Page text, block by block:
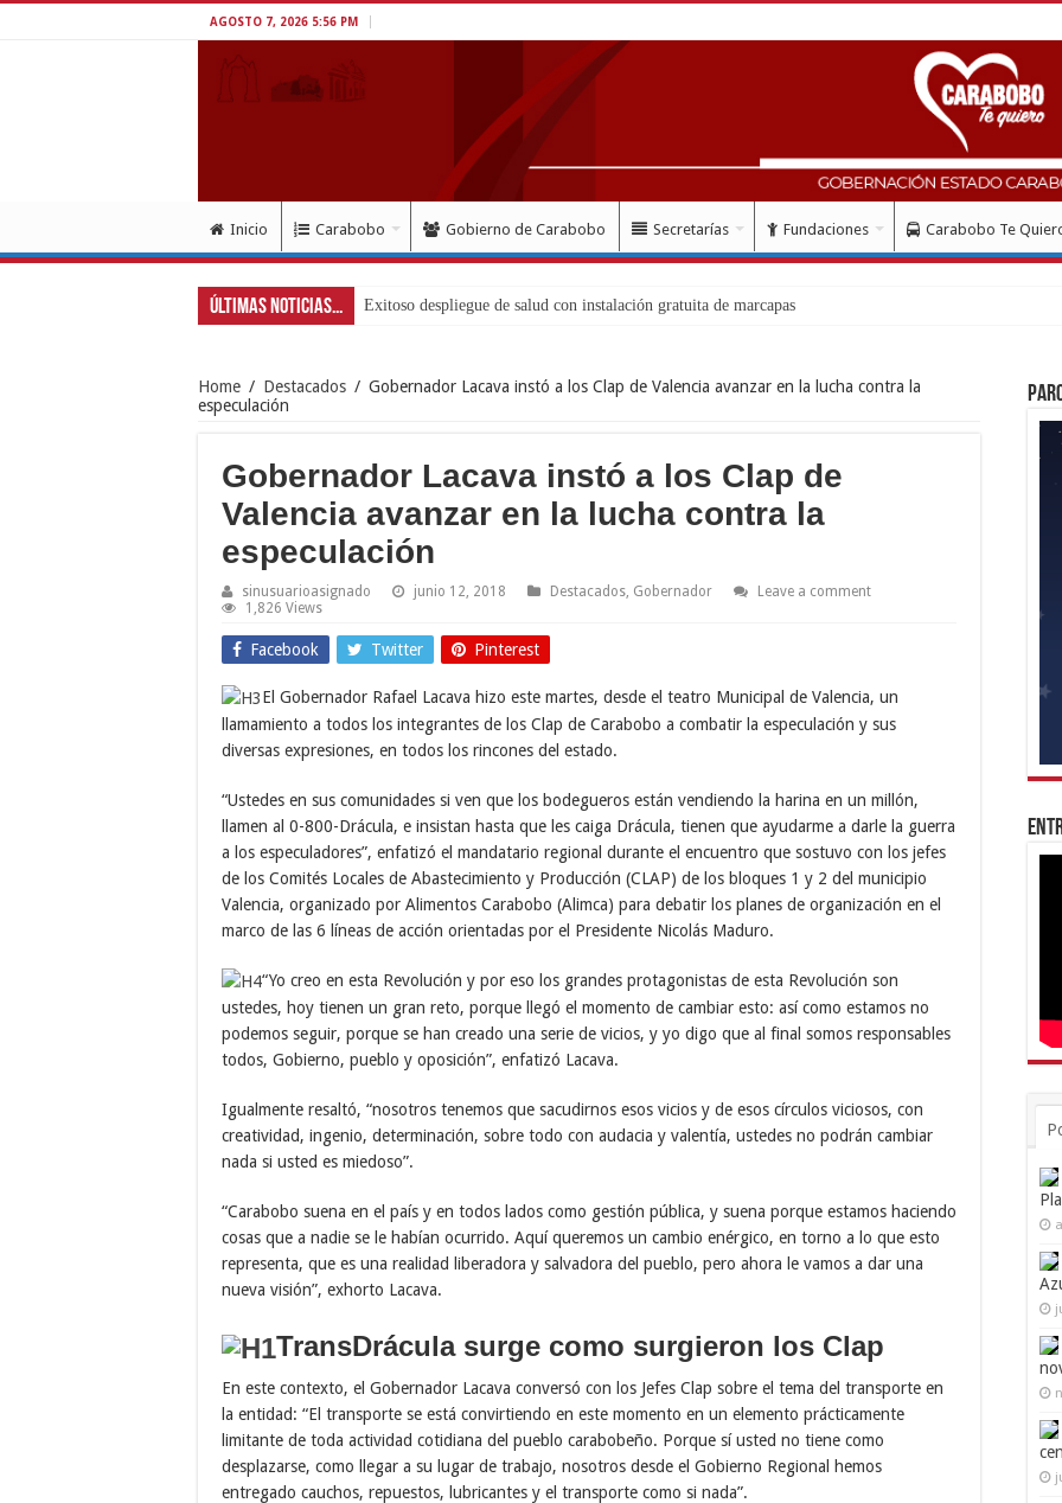
AGOSTO 7, 2026 5:56 PM
Inicio Carabobo Gobierno de Carabobo Secretarías Fundaciones Carabobo Te
Últimas Noticias...
Home / Destacados / Gobernador Lacava instó a los Clap de Valencia avanzar en la lucha contra la
especulación
Gobernador Lacava instó a los Clap de
Valencia avanzar en la lucha contra la
especulación
sinusuarioasignado junio 12, 2018 Destacados Gobernador
Leave a comment
1,826 Views
Facebook Twitter Pinterest
El Gobernador Rafael Lacava hizo este martes, desde el teatro Municipal de Valencia, un
llamamiento a todos los integrantes de los Clap de Carabobo a combatir la especulación y sus
diversas expresiones, en todos los rincones del estado.
“Ustedes en sus comunidades si ven que los bodegueros están vendiendo la harina en un millón,
llamen al 0-800-Drácula, e insistan hasta que les caiga Drácula, tienen que ayudarme a darle la guerra
a los especuladores”, enfatizó el mandatario regional durante el encuentro que sostuvo con los jefes
de los Comités Locales de Abastecimiento y Producción (CLAP) de los bloques 1 y 2 del municipio
Valencia, organizado por Alimentos Carabobo (Alimca) para debatir los planes de organización en el
marco de las 6 líneas de acción orientadas por el Presidente Nicolás Maduro.
“Yo creo en esta Revolución y por eso los grandes protagonistas de esta Revolución son
ustedes, hoy tienen un gran reto, porque llegó el momento de cambiar esto: así como estamos no
podemos seguir, porque se han creado una serie de vicios, y yo digo que al final somos responsables
todos, Gobierno, pueblo y oposición”, enfatizó Lacava.
Igualmente resaltó, “nosotros tenemos que sacudirnos esos vicios y de esos círculos viciosos, con
creatividad, ingenio, determinación, sobre todo con audacia y valentía, ustedes no podrán cambiar
nada si usted es miedoso”.
“Carabobo suena en el país y en todos lados como gestión pública, y suena porque estamos haciendo
cosas que a nadie se le habían ocurrido. Aquí queremos un cambio enérgico, en torno a lo que esto
representa, que es una realidad liberadora y salvadora del pueblo, pero ahora le vamos a dar una
nueva visión”, exhorto Lacava.
TransDrácula surge como surgieron los Clap
En este contexto, el Gobernador Lacava conversó con los Jefes Clap sobre el tema del transporte en
la entidad: “El transporte se está convirtiendo en este momento en un elemento prácticamente
limitante de toda actividad cotidiana del pueblo carabobeño. Porque sí usted no tiene como
desplazarse, como llegar a su lugar de trabajo, nosotros desde el Gobierno Regional hemos
entregado cauchos, repuestos, lubricantes y el transporte como si nada”.